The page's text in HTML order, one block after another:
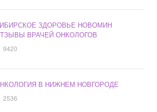
ЗДОРОВЬЕ НОВОМИН
ВРАЧЕЙ ОНКОЛОГОВ
9420
В НИЖНЕМ НОВГОРОДЕ
2536